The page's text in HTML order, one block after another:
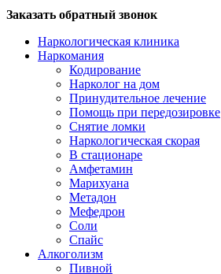
Заказать обратный звонок
Наркологическая клиника
Наркомания
Кодирование
Нарколог на дом
Принудительное лечение
Помощь при передозировке
Снятие ломки
Наркологическая скорая
В стационаре
Амфетамин
Марихуана
Метадон
Мефедрон
Соли
Спайс
Алкоголизм
Пивной